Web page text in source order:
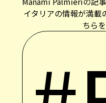
イタリアの情報が満載
ちら